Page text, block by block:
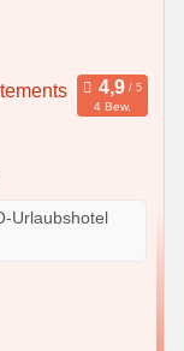
4 Bew.
Urlaubshotel